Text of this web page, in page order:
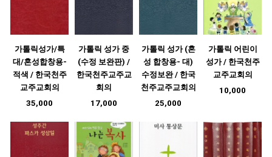
가톨릭성가/특
대/혼성합창용-
적색 / 한국천주
교주교회의
35,000
가톨릭 성가 중
(수정 보완판) /
한국천주교주교
회의
17,000
가톨릭 성가 (혼
성 합창용- 대)
수정보완 / 한국
천주교주교회의
25,000
가톨릭 어린이
성가 / 한국천주
교주교회의
10,000